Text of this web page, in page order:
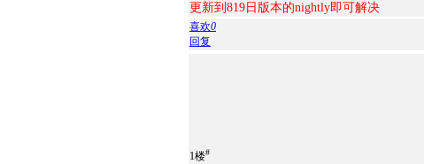
更新到819日版本的nightly即可解决
喜欢0
回复
1楼#